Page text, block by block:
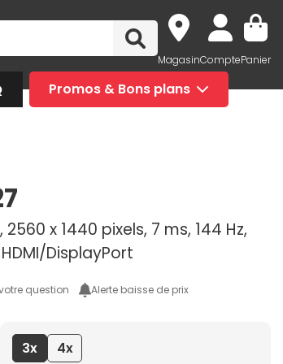
MagasinComptePanier
Promos & Bons plans
2560 x 1440 pixels, 7 ms, 144 Hz,
DisplayPort
question Alerte baisse de prix
3x
4x